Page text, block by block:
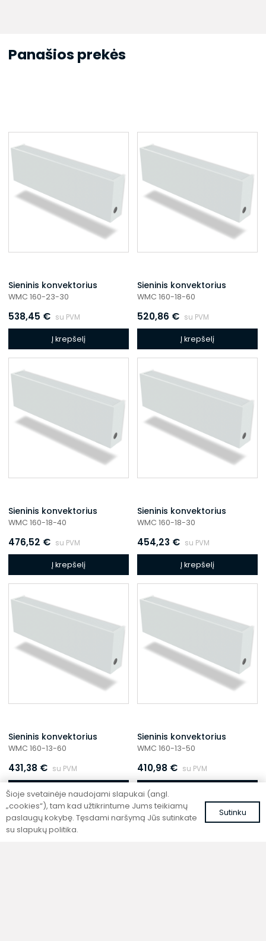
Panašios prekės
Sieninis konvektorius
WMC 160-23-30
538,45 € su PVM
Į krepšelį
Sieninis konvektorius
WMC 160-18-60
520,86 € su PVM
Į krepšelį
Sieninis konvektorius
WMC 160-18-40
476,52 € su PVM
Į krepšelį
Sieninis konvektorius
WMC 160-18-30
454,23 € su PVM
Į krepšelį
Sieninis konvektorius
WMC 160-13-60
431,38 € su PVM
Į krepšelį
Sieninis konvektorius
WMC 160-13-50
410,98 € su PVM
Šioje svetainėje naudojami slapukai (angl.
„cookies“), tam kad užtikrintume Jums teikiamų
paslaugų kokybę. Tęsdami naršymą Jūs sutinkate
su slapukų politika.
Sutinku